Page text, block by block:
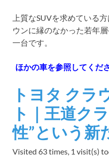
上質なSUVを求めている
ウンに縁のなかった若年
一台です。
ほかの車を参照してくだ
トヨタ クラ
ト｜王道ク
性”という新
Visited 63 times, 1 visit(s)